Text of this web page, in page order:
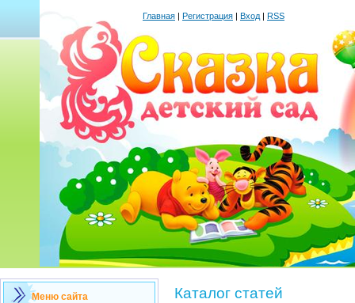
Главная | Регистрация | Вход | RSS
Меню сайта Каталог статей